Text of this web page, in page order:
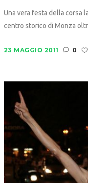
Una vera festa della corsa
centro storico di Monza
23 MAGGIO 2011 0